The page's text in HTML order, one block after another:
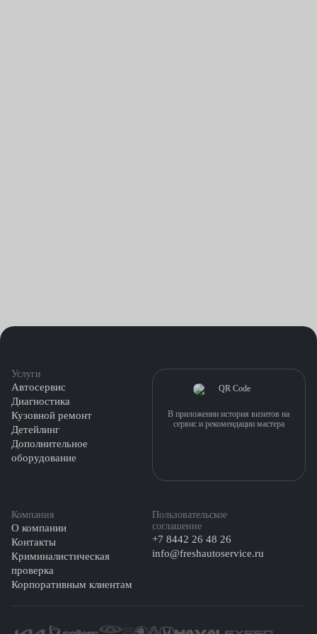
Услуги
Автосервис
Диагностика
Кузовной ремонт
Детейлинг
Дополнительное
оборудование
Компания
О компании
Контакты
Криминалистическая
проверка
Корпоративным клиентам
Пользовательское
соглашение
+7 8442 26 48 26
info@freshautoservice.ru
В приложении история визитов на
сервис и рекомендации мастера